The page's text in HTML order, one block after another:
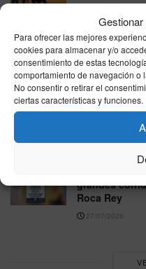
Para ofrecer las mejores
cookies para almacenar y/o
consentimiento de estas
comportamiento de navegación o
No consentir o retirar el
ciertas características y funciones.
Los libros
este verano:
29/07/2026
Morante,
una Feria de
regreso de
27/07/2026
grandes
Roca Rey
27/07/2026